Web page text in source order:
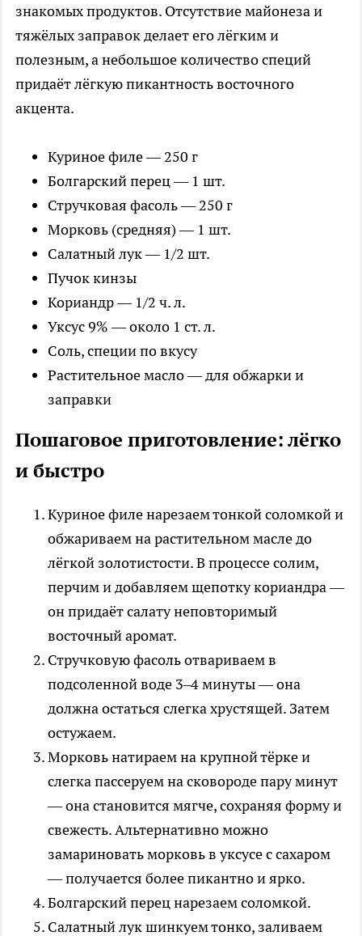
знакомых продуктов. Отсутствие майонеза и
тяжёлых заправок делает его лёгким и
полезным, а небольшое количество специй
придаёт лёгкую пикантность восточного
акцента.
Куриное филе — 250 г
Болгарский перец — 1 шт.
Стручковая фасоль — 250 г
Морковь (средняя) — 1 шт.
Салатный лук — 1/2 шт.
Пучок кинзы
Кориандр — 1/2 ч. л.
Уксус 9% — около 1 ст. л.
Соль, специи по вкусу
Растительное масло — для обжарки и
заправки
Пошаговое приготовление: лёгко
и быстро
Куриное филе нарезаем тонкой соломкой и
обжариваем на растительном масле до
лёгкой золотистости. В процессе солим,
перчим и добавляем щепотку кориандра —
он придаёт салату неповторимый
восточный аромат.
Стручковую фасоль отвариваем в
подсоленной воде 3–4 минуты — она
должна остаться слегка хрустящей. Затем
остужаем.
Морковь натираем на крупной тёрке и
слегка пассеруем на сковороде пару минут
— она становится мягче, сохраняя форму и
свежесть. Альтернативно можно
замариновать морковь в уксусе с сахаром
— получается более пикантно и ярко.
Болгарский перец нарезаем соломкой.
Салатный лук шинкуем тонко, заливаем